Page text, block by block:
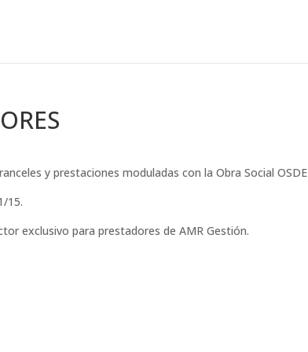
y prestaciones moduladas con la Obra Social OSDE
15.
exclusivo para prestadores de AMR Gestión.